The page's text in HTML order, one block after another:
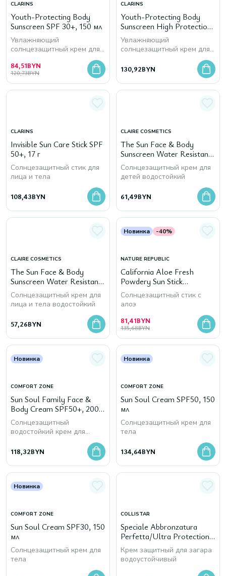
CLARINS
Youth-Protecting Body
Sunscreen SPF 30+, 150 мл
Увлажняющий
солнцезащитный крем для
84,51BYN
120,73BYN
CLARINS
Youth-Protecting Body
Sunscreen High Protection
SPF 50+
Увлажняющий
солнцезащитный крем для
130,92BYN
CLARINS
Invisible Sun Care Stick SPF
50+, 17 г
Солнцезащитный стик для
лица и тела
108,43BYN
CLAIRE COSMETICS
The Sun Face & Body
Sunscreen Water Resistant
For Children SPF 50, 200
мл
Солнцезащитный крем для
детей водостойкий
61,49BYN
CLAIRE COSMETICS
The Sun Face & Body
Sunscreen Water Resistant
SPF 50, 200 мл
Солнцезащитный крем для
лица и тела водостойкий
57,26BYN
Новинка -40%
NATURE REPUBLIC
California Aloe Fresh
Powdery Sun Stick
SPF50+PA++++, 24 г
Солнцезащитный стик с
алоэ
81,41BYN
135,68BYN
Новинка
COMFORT ZONE
Sun Soul Family Face &
Body Cream SPF50+, 200
мл
Солнцезащитный
водостойкий крем для
118,32BYN
Новинка
COMFORT ZONE
Sun Soul Cream SPF50, 150
мл
Солнцезащитный крем для
тела
134,64BYN
Новинка
COMFORT ZONE
Sun Soul Cream SPF30, 150
мл
Солнцезащитный крем для
тела
COLLISTAR
Speciale Abbronzatura
Perfetta/Ultra Protection
Tanning Cream SPF 30, 150
мл
Крем защитный для загара
водоустойчивый